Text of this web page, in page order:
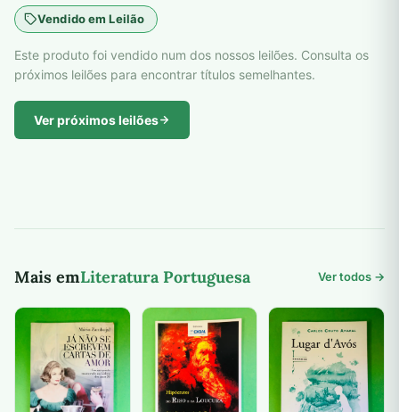
Vendido em Leilão
Este produto foi vendido num dos nossos leilões. Consulta os
próximos leilões para encontrar títulos semelhantes.
Ver próximos leilões
Mais emLiteratura Portuguesa Ver todos →